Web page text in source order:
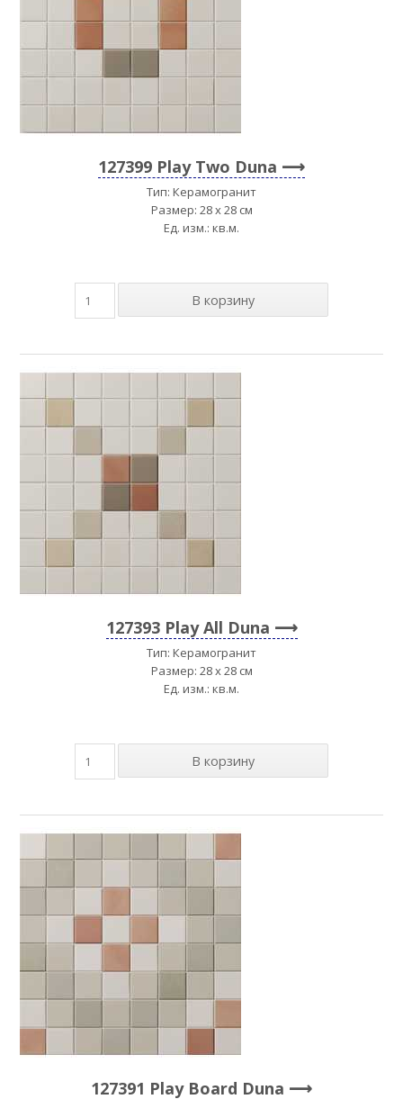
127399 Play Two Duna
Тип: Керамогранит
Размер: 28 x 28 см
Ед. изм.: кв.м.
127393 Play All Duna
Тип: Керамогранит
Размер: 28 x 28 см
Ед. изм.: кв.м.
127391 Play Board Duna